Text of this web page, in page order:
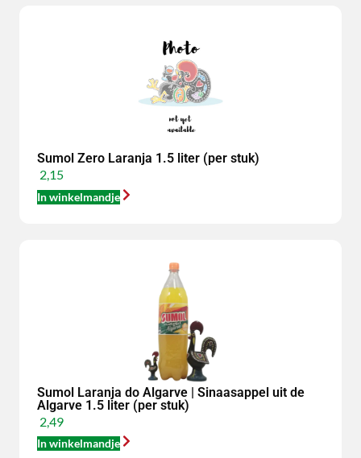
Sumol Zero Laranja 1.5 liter (per stuk)
2,15
In winkelmandje
Sumol Laranja do Algarve | Sinaasappel uit de
Algarve 1.5 liter (per stuk)
2,49
In winkelmandje